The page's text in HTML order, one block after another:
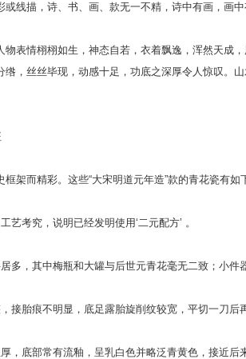
线描，诗、书、画、款无一不精，诗中有画，画
物表情栩栩如生，神态自若，衣着飘逸，浑然天成
绺，丝丝毕现，动感十足，功底之深厚令人惊叹。
架而精彩。这些“大宋明道元年造”款的青花瓷有如
艺考究，说明已经发明使用‘二元配方’ 。
多，其中梅瓶和大罐与后世元青花毫无二致；小件
接胎痕不明显，底足露胎旋削纹较宽，平切一刀后
，底部常有流釉，呈乳白色并略泛青黄色，接近后